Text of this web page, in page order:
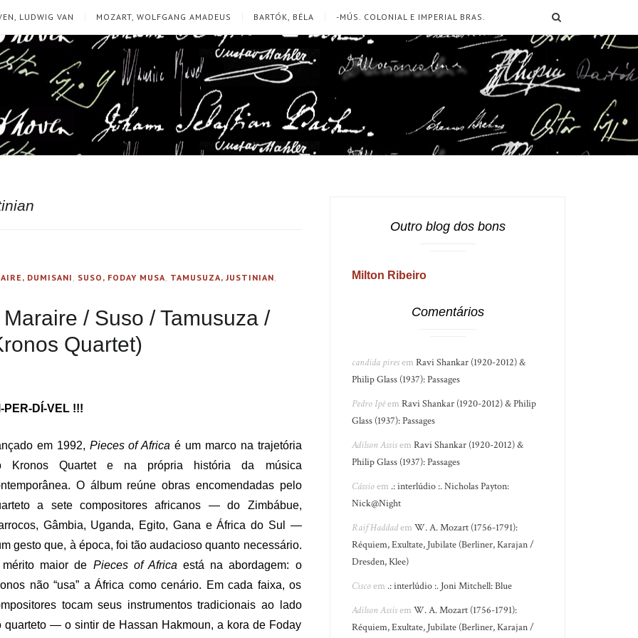
LUDWIG VAN MOZART, WOLFGANG AMADEUS BARTÓK, BÉLA -MÚS. COLONIAL E IMPERIAL BRAS.
DUMISANI SUSO, FODAY MUSA TAMUSUZA, JUSTINIAN
/ Suso / Tamusuza /
Quartet)
PER-DÍ-VEL !!!
em 1992, Pieces of Africa é um marco na trajetória
Kronos Quartet e na própria história da música
O álbum reúne obras encomendadas pelo
a sete compositores africanos — do Zimbábue,
Gâmbia, Uganda, Egito, Gana e África do Sul —
gesto que, à época, foi tão audacioso quanto necessário.
maior de Pieces of Africa está na abordagem: o
não “usa” a África como cenário. Em cada faixa, os
tocam seus instrumentos tradicionais ao lado
quarteto — o sintir de Hassan Hakmoun, a kora de Foday
Outro blog dos bons
Milton Ribeiro
Comentários
candida piresemRavi Shankar (1920-2012) &
Philip Glass (1937): Passages
Pedro IpêemRavi Shankar (1920-2012) & Philip
Glass (1937): Passages
Adilson AssisemRavi Shankar (1920-2012) &
Philip Glass (1937): Passages
Cássioem .: interlúdio :. Nicholas Payton:
Nick@Night
Raif HaddademW. A. Mozart (1756-1791):
Réquiem, Exultate, Jubilate (Berliner, Karajan /
Dresden, Klee)
Ciscoem .: interlúdio :. Joni Mitchell: Blue
Adilson AssisemW. A. Mozart (1756-1791):
Réquiem, Exultate, Jubilate (Berliner, Karajan /